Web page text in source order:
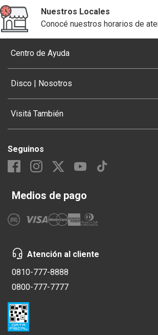
Nuestros Locales
Conocé nuestros horarios de
Centro de Ayuda
Disco | Nosotros
Visitá También
Seguinos
Medios de pago
Atención al cliente
0810-777-8888
0800-777-7777